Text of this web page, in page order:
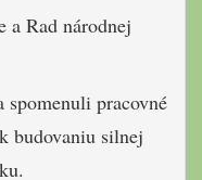
a Rad národnej
spomenuli pracovné
budovaniu silnej